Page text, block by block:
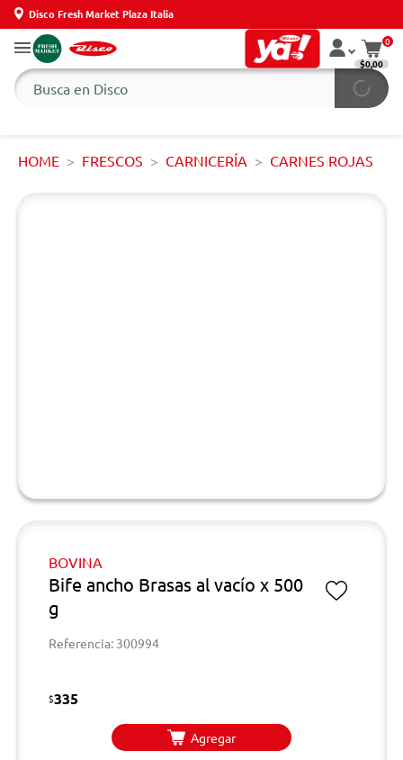
Disco Fresh Market Plaza Italia
0
$0,00
HOME FRESCOS CARNICERÍA CARNES ROJAS
BOVINA
Bife ancho Brasas al vacío x 500
g
Referencia: 300994
$335
Agregar